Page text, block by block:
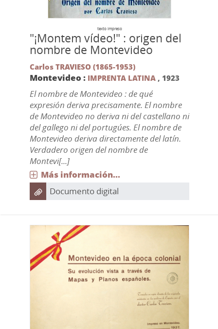
texto impreso
"¡Montem vídeo!" : origen del
nombre de Montevideo
Carlos TRAVIESO (1865-1953)
Montevideo : IMPRENTA LATINA, 1923
El nombre de Montevideo : de qué
expresión deriva precisamente. El nombre
de Montevideo no deriva ni del castellano ni
del gallego ni del portugúes. El nombre de
Montevideo deriva directamente del latín.
Verdadero origen del nombre de
Montevi[...]
Más información...
Documento digital